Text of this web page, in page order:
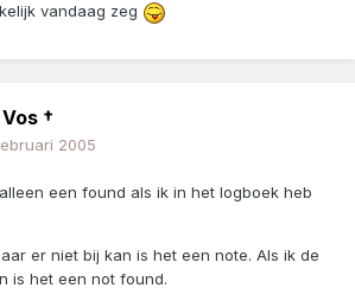
vandaag zeg
†
2005
een found als ik in het logboek heb
er niet bij kan is het een note. Als ik de
is het een not found.